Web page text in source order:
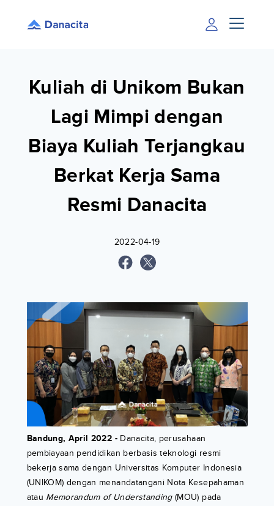
Kuliah di Unikom Bukan
Lagi Mimpi dengan
Biaya Kuliah Terjangkau
Berkat Kerja Sama
Resmi Danacita
2022-04-19
Bandung, April 2022 -Danacita, perusahaan
pembiayaan pendidikan berbasis teknologi resmi
bekerja sama dengan Universitas Komputer Indonesia
(UNIKOM) dengan menandatangani Nota Kesepahaman
atau Memorandum of Understanding(MOU) pada